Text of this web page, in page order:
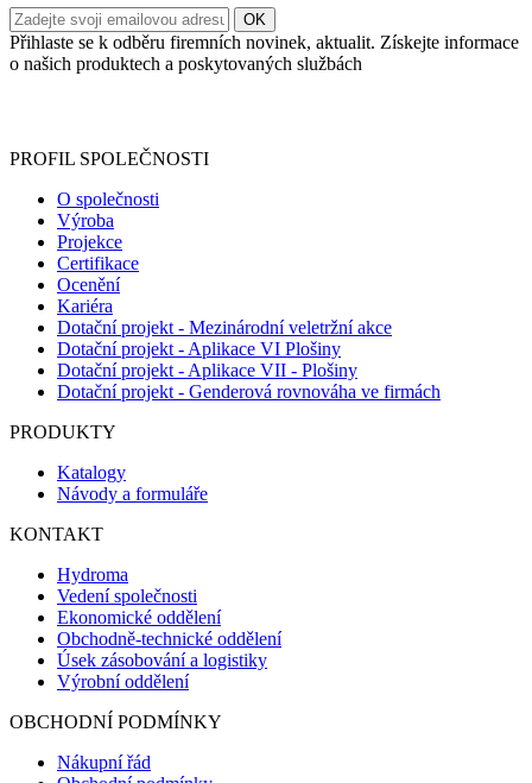
Přihlaste se k odběru firemních novinek, aktualit. Získejte informace
o našich produktech a poskytovaných službách
PROFIL SPOLEČNOSTI
O společnosti
Výroba
Projekce
Certifikace
Ocenění
Kariéra
Dotační projekt - Mezinárodní veletržní akce
Dotační projekt - Aplikace VI Plošiny
Dotační projekt - Aplikace VII - Plošiny
Dotační projekt - Genderová rovnováha ve firmách
PRODUKTY
Katalogy
Návody a formuláře
KONTAKT
Hydroma
Vedení společnosti
Ekonomické oddělení
Obchodně-technické oddělení
Úsek zásobování a logistiky
Výrobní oddělení
OBCHODNÍ PODMÍNKY
Nákupní řád